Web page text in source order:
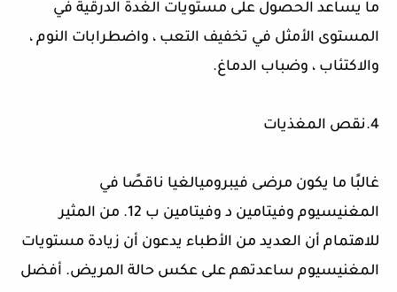
ما يساعد الحصول على مستويات الغدة الدرقية في
المستوى الأمثل في تخفيف التعب ، واضطرابات النوم ،
والاكتئاب ، وضباب الدماغ.
4.نقص المغذيات
غالبًا ما يكون مرضى فيبروميالغيا ناقصًا في
المغنيسيوم وفيتامين د وفيتامين ب 12. من المثير
للاهتمام أن العديد من الأطباء يدعون أن زيادة مستويات
المغنيسيوم ساعدتهم على عكس حالة المريض. أفضل